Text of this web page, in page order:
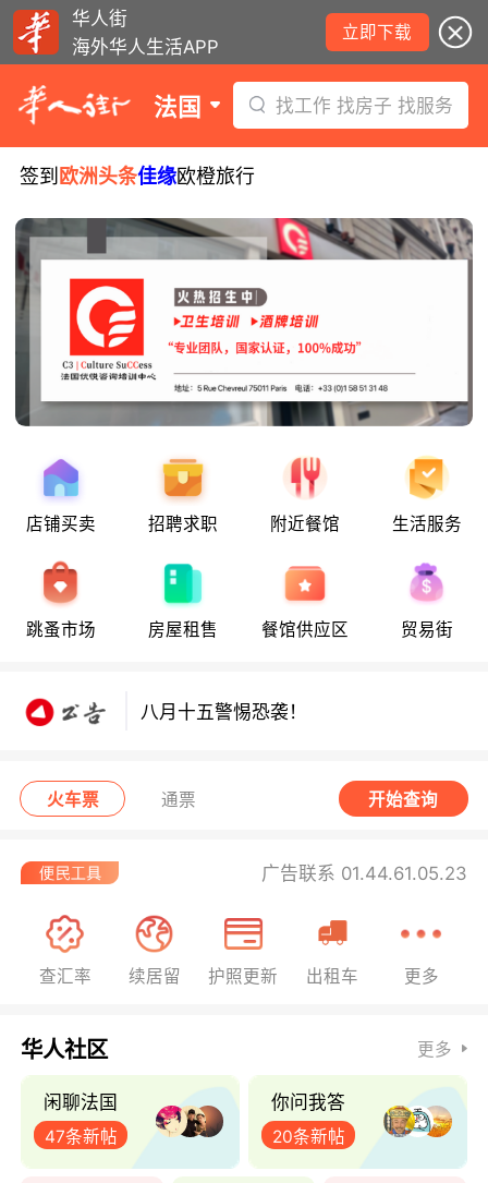
华人街
海外华人生活APP
立即下载
法国 找工作 找房子 找服务
签到 欧洲头条佳缘欧橙旅行
店铺买卖 招聘求职 附近餐馆 生活服务
跳蚤市场 房屋租售 餐馆供应区 贸易街
八月十五警惕恐袭！
八月十五警惕恐袭！
火车票 通票 开始查询
广告联系 01.44.61.05.23
查汇率 续居留 护照更新 出租车 更多
华人社区 更多
闲聊法国
47条新帖
你问我答
20条新帖